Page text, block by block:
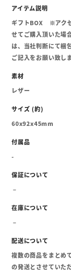
ギフトBOX ※アク
せてご購入頂いた場
は、当社判断にて梱
ご記入をお願い致しま
レザー
60x92x45mm
-
複数の商品をまとめ
の発送とさせていた